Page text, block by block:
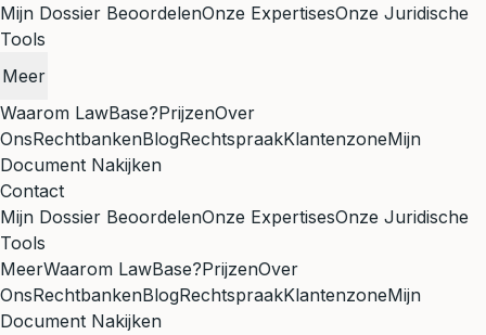
Mijn Dossier BeoordelenOnze ExpertisesOnze Juridische
Tools
Meer
Waarom LawBase?PrijzenOver
OnsRechtbankenBlogRechtspraakKlantenzoneMijn
Document Nakijken
Contact
Mijn Dossier BeoordelenOnze ExpertisesOnze Juridische
Tools
MeerWaarom LawBase?PrijzenOver
OnsRechtbankenBlogRechtspraakKlantenzoneMijn
Document Nakijken